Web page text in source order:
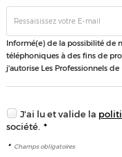
Informé(e) de la possibilité de
téléphoniques à des fins de
j'autorise Les Professionnels
J'ai lu et valide la
société. *
* Champs obligatoires